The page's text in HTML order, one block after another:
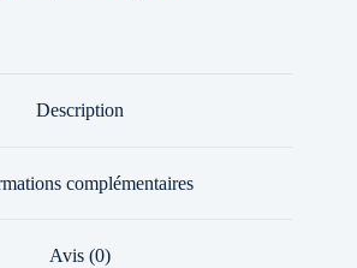
Description
complémentaires
Avis (0)